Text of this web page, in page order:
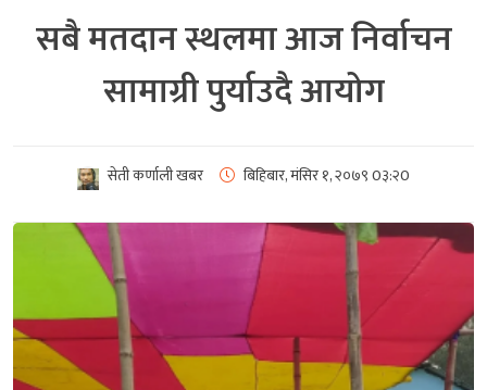
सबै मतदान स्थलमा आज निर्वाचन
सामाग्री पुर्याउदै आयोग
सेती कर्णाली खबर बिहिबार, मंसिर १, २०७९0३:२0